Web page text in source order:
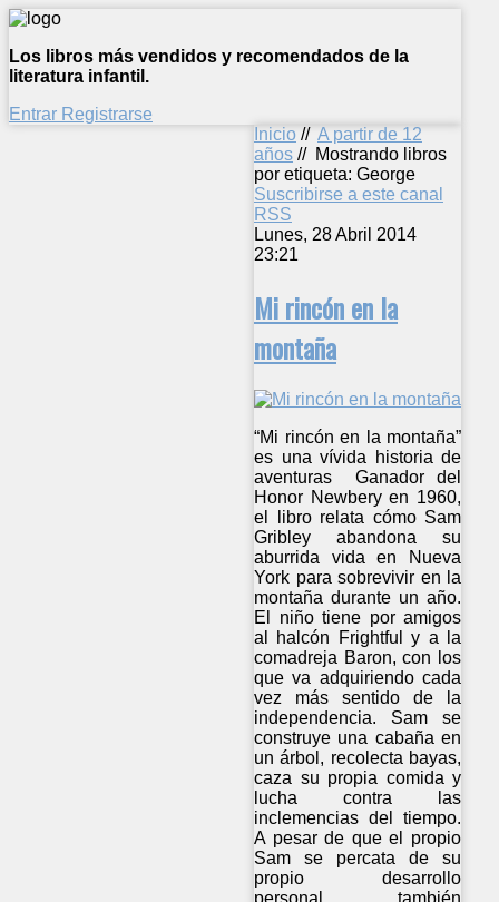
Los libros más vendidos y recomendados de la
literatura infantil.
Entrar Registrarse
Inicio // A partir de 12
años // Mostrando libros
por etiqueta: George
Suscribirse a este canal
RSS
Lunes, 28 Abril 2014
23:21
Mi rincón en la
montaña
“Mi rincón en la montaña”
es una vívida historia de
aventuras Ganador del
Honor Newbery en 1960,
el libro relata cómo Sam
Gribley abandona su
aburrida vida en Nueva
York para sobrevivir en la
montaña durante un año.
El niño tiene por amigos
al halcón Frightful y a la
comadreja Baron, con los
que va adquiriendo cada
vez más sentido de la
independencia. Sam se
construye una cabaña en
un árbol, recolecta bayas,
caza su propia comida y
lucha contra las
inclemencias del tiempo.
A pesar de que el propio
Sam se percata de su
propio desarrollo
personal, también